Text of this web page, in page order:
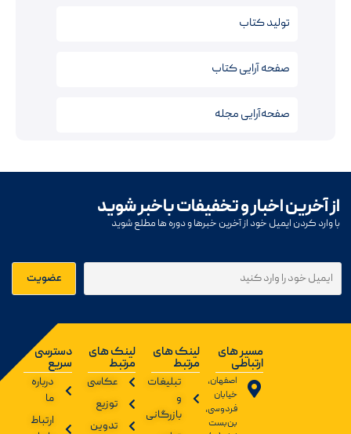
تولید کتاب
صفحه آرایی کتاب‌
صفحه‌آرایی مجله
از آخرین اخبار و تخفیفات باخبر شوید
با وارد کردن ایمیل خود از آخرین خبرها و دوره ها مطلع شوید
مسیر های
ارتباطی
اصفهان،
خیابان
فردوسی،
بن‌بست
لینک های
مرتبط
تبلیغات
و
بازرگانی
لینک های
مرتبط
عکاسی
توزیع
تدوین
دسترسی
سریع
درباره
ما
ارتباط